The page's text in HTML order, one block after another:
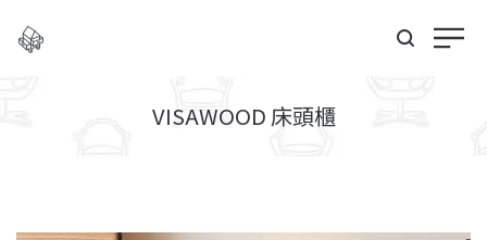
VISAWOOD 床頭櫃